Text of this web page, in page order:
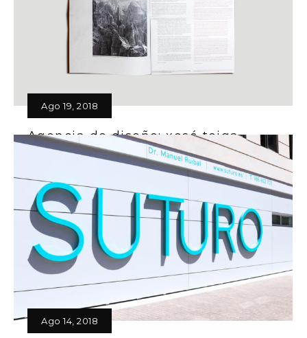
18).Con el…
Read More
Ago 19, 2018
Agencia de diseño: xosé teiga,
studio
Agencia de diseño: xosé teiga, studio es una
de las agencias de Galicia con más trayectoria
en diseño gráfico Una agencia de diseño es la
que gestiona el proceso…
Read More
Ago 14, 2018